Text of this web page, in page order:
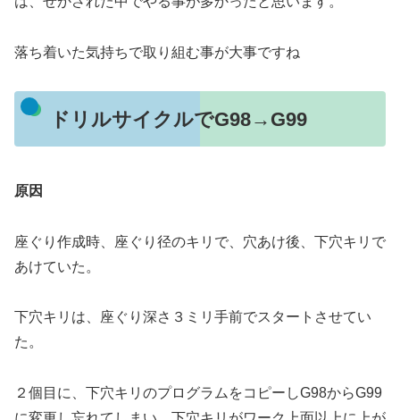
落ち着いた気持ちで取り組む事が大事ですね
ドリルサイクルでG98→G99
原因
座ぐり作成時、座ぐり径のキリで、穴あけ後、下穴キリで
あけていた。
下穴キリは、座ぐり深さ３ミリ手前でスタートさせてい
た。
２個目に、下穴キリのプログラムをコピーしG98からG99